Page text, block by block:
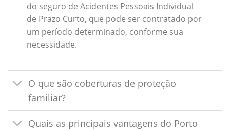
do seguro de Acidentes Pessoais Individual
de Prazo Curto, que pode ser contratado por
um período determinado, conforme sua
necessidade.
O que são coberturas de proteção
familiar?
Quais as principais vantagens do Porto